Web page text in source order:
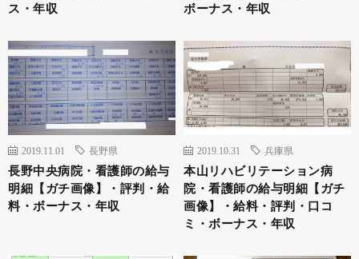
ス・年収
ボーナス・年収
2019.11.01 長野県
長野中央病院・看護師の給与
明細【ガチ画像】・評判・給
料・ボーナス・年収
2019.10.31 兵庫県
本山リハビリテーション病
院・看護師の給与明細【ガチ
画像】・給料・評判・口コ
ミ・ボーナス・年収